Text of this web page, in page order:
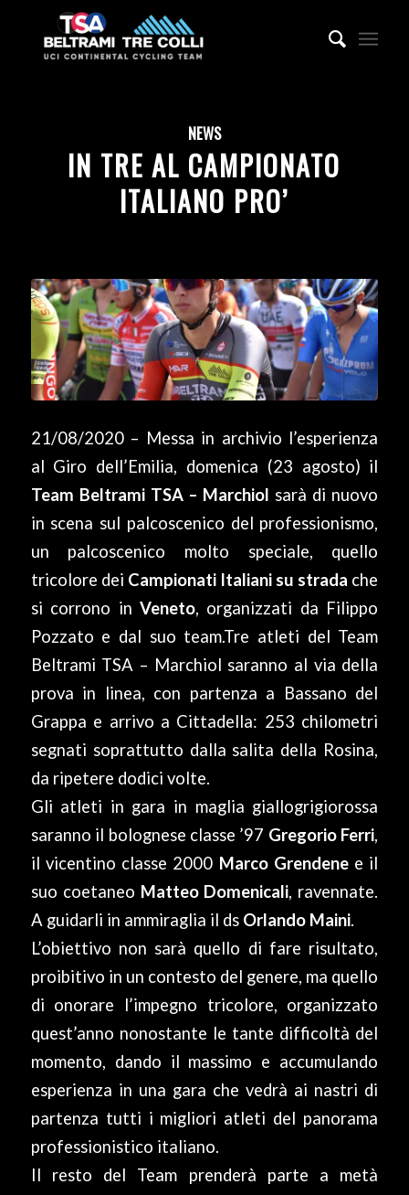
NEWS
IN TRE AL CAMPIONATO
ITALIANO PRO’
21/08/2020 – Messa in archivio l’esperienza
al Giro dell’Emilia, domenica (23 agosto) il
Team Beltrami TSA – Marchiol sarà di nuovo
in scena sul palcoscenico del professionismo,
un palcoscenico molto speciale, quello
tricolore dei Campionati Italiani su strada che
si corrono in Veneto, organizzati da Filippo
Pozzato e dal suo team.Tre atleti del Team
Beltrami TSA – Marchiol saranno al via della
prova in linea, con partenza a Bassano del
Grappa e arrivo a Cittadella: 253 chilometri
segnati soprattutto dalla salita della Rosina,
da ripetere dodici volte.
Gli atleti in gara in maglia giallogrigiorossa
saranno il bolognese classe ’97 Gregorio Ferri,
il vicentino classe 2000 Marco Grendenee il
suo coetaneo Matteo Domenicali, ravennate.
A guidarli in ammiraglia il ds Orlando Maini.
L’obiettivo non sarà quello di fare risultato,
proibitivo in un contesto del genere, ma quello
di onorare l’impegno tricolore, organizzato
quest’anno nonostante le tante difficoltà del
momento, dando il massimo e accumulando
esperienza in una gara che vedrà ai nastri di
partenza tutti i migliori atleti del panorama
professionistico italiano.
Il resto del Team prenderà parte a metà